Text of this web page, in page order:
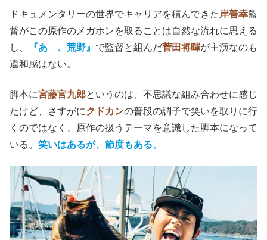
ドキュメンタリーの世界でキャリアを積んできた 岸善幸監
督がこの原作のメガホンを取ることは自然な流れに思える
し、
『あゝ、荒野』 で監督と組んだ菅田将暉が主演なのも
違和感はない。
脚本に宮藤官九郎というのは、不思議な組み合わせに感じ
たけど 、さすがにクドカンの普段の調子で笑いを取りに行
くのではなく、原作の扱うテーマを意識した脚本になって
いる。 笑いはあるが、節度もある。